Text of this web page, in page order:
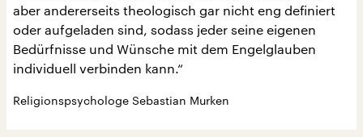
aber andererseits theologisch gar nicht eng definiert
oder aufgeladen sind, sodass jeder seine eigenen
Bedürfnisse und Wünsche mit dem Engelglauben
individuell verbinden kann.“
Religionspsychologe Sebastian Murken